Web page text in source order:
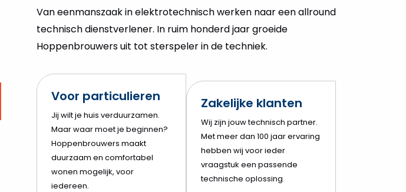
Van eenmanszaak in elektrotechnisch werken naar een allround
technisch dienstverlener. In ruim honderd jaar groeide
Hoppenbrouwers uit tot sterspeler in de techniek.
Voor particulieren
Jij wilt je huis verduurzamen.
Maar waar moet je beginnen?
Hoppenbrouwers maakt
duurzaam en comfortabel
wonen mogelijk, voor
iedereen.
Zakelijke klanten
Wij zijn jouw technisch partner.
Met meer dan 100 jaar ervaring
hebben wij voor ieder
vraagstuk een passende
technische oplossing.